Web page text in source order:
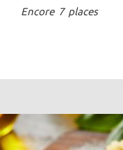
Encore 7 places